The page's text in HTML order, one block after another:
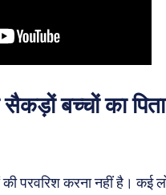
बच्चों का पिता
की परवरिश करना नहीं है। कई